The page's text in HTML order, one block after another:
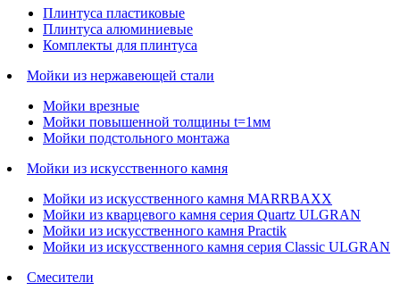
Плинтуса пластиковые
Плинтуса алюминиевые
Комплекты для плинтуса
Мойки из нержавеющей стали
Мойки врезные
Мойки повышенной толщины t=1мм
Мойки подстольного монтажа
Мойки из искусственного камня
Мойки из искусственного камня MARRBAXX
Мойки из кварцевого камня серия Quartz ULGRAN
Мойки из искусственного камня Practik
Мойки из искусственного камня серия Classic ULGRAN
Смесители